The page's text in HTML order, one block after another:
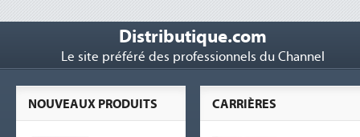
Distributique.com
Le site préféré des professionnels du Channel
CARRIÈRES
NOUVEAUX PRODUITS